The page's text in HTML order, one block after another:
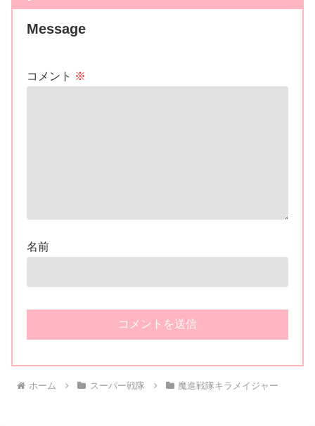
Message
コメント ※
名前
ホーム スーパー戦隊 魔進戦隊キラメイジャー